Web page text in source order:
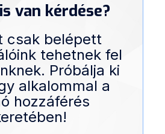
van kérdése?
csak belépett
tehetnek fel
Próbálja ki
alkalommal a
hozzáférés